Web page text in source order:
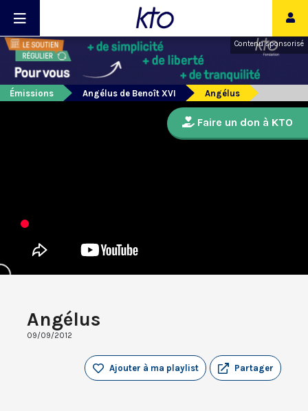
Contenu sponsorisé
Émissions Angélus de Benoît XVI Angélus
Angélus
09/09/2012
Partager
Ajouter à ma playlist
Faire un don à KTO